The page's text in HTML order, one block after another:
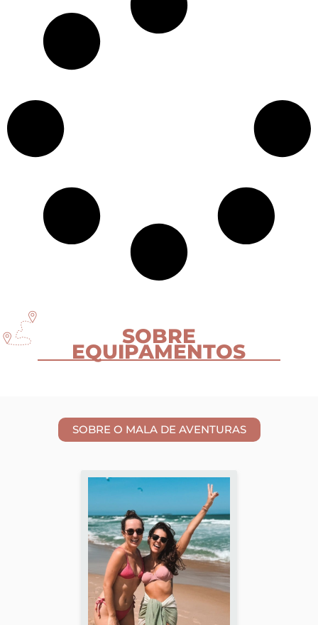
SOBRE
EQUIPAMENTOS